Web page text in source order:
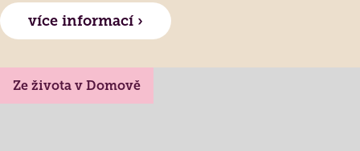
více informací ›
Ze života v Domově